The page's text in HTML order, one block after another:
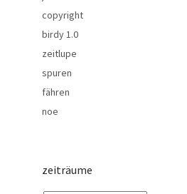
copyright
birdy 1.0
zeitlupe
spuren
fähren
noe
zeiträume